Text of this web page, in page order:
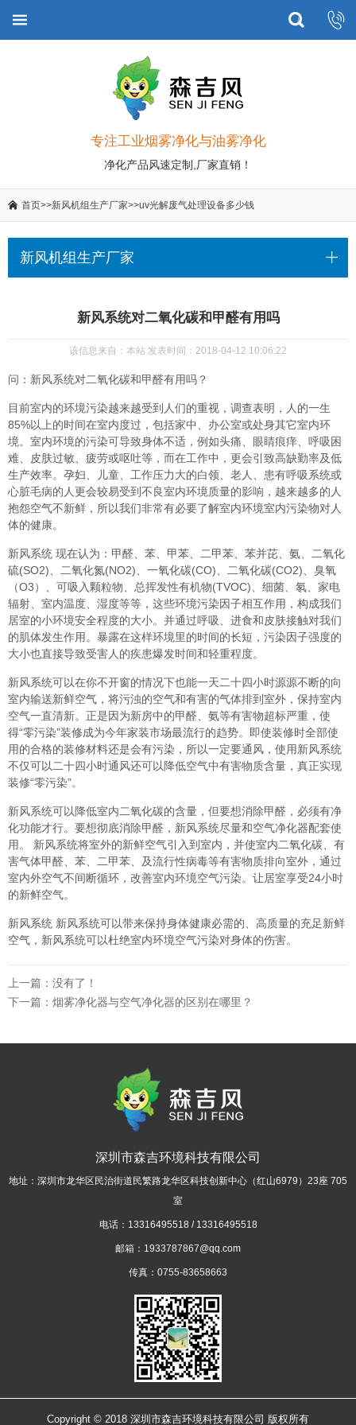
专注工业烟雾净化与油雾净化
净化产品风速定制,厂家直销！
首页>>新风机组生产厂家>>uv光解废气处理设备多少钱
新风机组生产厂家
新风系统对二氧化碳和甲醛有用吗
该信息来自：本站 发表时间：2018-04-12 10:06:22
问：新风系统对二氧化碳和甲醛有用吗？
目前室内的环境污染越来越受到人们的重视，调查表明，人的一生
85%以上的时间在室内度过，包括家中、办公室或处身其它室内环
境。室内环境的污染可导致身体不适，例如头痛、眼睛痕痒、呼吸困
难、皮肤过敏、疲劳或呕吐等，而在工作中，更会引致高缺勤率及低
生产效率。孕妇、儿童、工作压力大的白领、老人、患有呼吸系统或
心脏毛病的人更会较易受到不良室内环境质量的影响，越来越多的人
抱怨空气不新鲜，所以我们非常有必要了解室内环境室内污染物对人
体的健康。
新风系统 现在认为：甲醛、苯、甲苯、二甲苯、苯并芘、氨、二氧化
硫(SO2)、二氧化氮(NO2)、一氧化碳(CO)、二氧化碳(CO2)、臭氧
（O3）、可吸入颗粒物、总挥发性有机物(TVOC)、细菌、氡、家电
辐射、室内温度、湿度等等，这些环境污染因子相互作用，构成我们
居室的小环境安全程度的大小。并通过呼吸、进食和皮肤接触对我们
的肌体发生作用。暴露在这样环境里的时间的长短，污染因子强度的
大小也直接导致受害人的疾患爆发时间和轻重程度。
新风系统可以在你不开窗的情况下也能一天二十四小时源源不断的向
室内输送新鲜空气，将污浊的空气和有害的气体排到室外，保持室内
空气一直清新。正是因为新房中的甲醛、氨等有害物超标严重，使
得“零污染”装修成为今年家装市场最流行的趋势。即使装修时全部使
用的合格的装修材料还是会有污染，所以一定要通风，使用新风系统
不仅可以二十四小时通风还可以降低空气中有害物质含量，真正实现
装修“零污染”。
新风系统可以降低室内二氧化碳的含量，但要想消除甲醛，必须有净
化功能才行。要想彻底消除甲醛，新风系统尽量和空气净化器配套使
用。 新风系统将室外的新鲜空气引入到室内，并使室内二氧化碳、有
害气体甲醛、苯、二甲苯、及流行性病毒等有害物质排向室外，通过
室内外空气不间断循环，改善室内环境空气污染。让居室享受24小时
的新鲜空气。
新风系统 新风系统可以带来保持身体健康必需的、高质量的充足新鲜
空气，新风系统可以杜绝室内环境空气污染对身体的伤害。
上一篇：没有了！
下一篇： 烟雾净化器与空气净化器的区别在哪里？
深圳市森吉环境科技有限公司
地址：深圳市龙华区民治街道民繁路龙华区科技创新中心（红山6979）23座 705
室
电话：13316495518 / 13316495518
邮箱：1933787867@qq.com
传真：0755-83658663
Copyright © 2018 深圳市森吉环境科技有限公司 版权所有